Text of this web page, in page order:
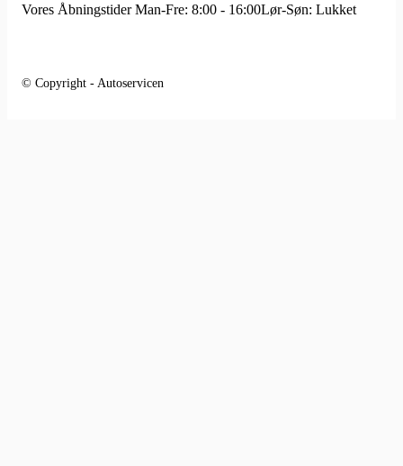
Vores Åbningstider Man-Fre: 8:00 - 16:00Lør-Søn: Lukket
© Copyright - Autoservicen